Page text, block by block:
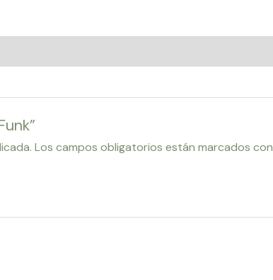
Los campos obligatorios están marcados con